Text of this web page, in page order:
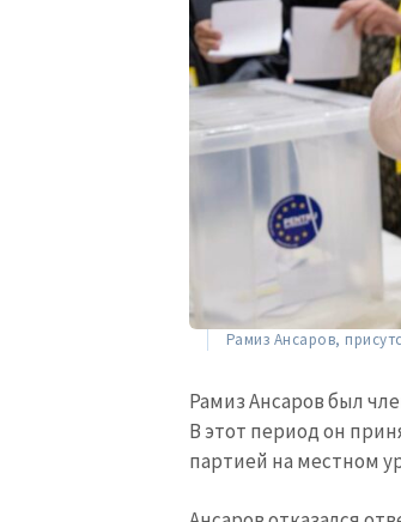
Рамиз Ансаров,
Рамиз Ансаров был
В этот период он
партией на местном